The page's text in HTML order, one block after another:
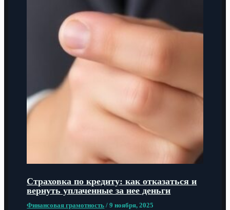
Страховка по кредиту: как отказаться и
вернуть уплаченные за нее деньги
Финансовая грамотность /9 ноября, 2025